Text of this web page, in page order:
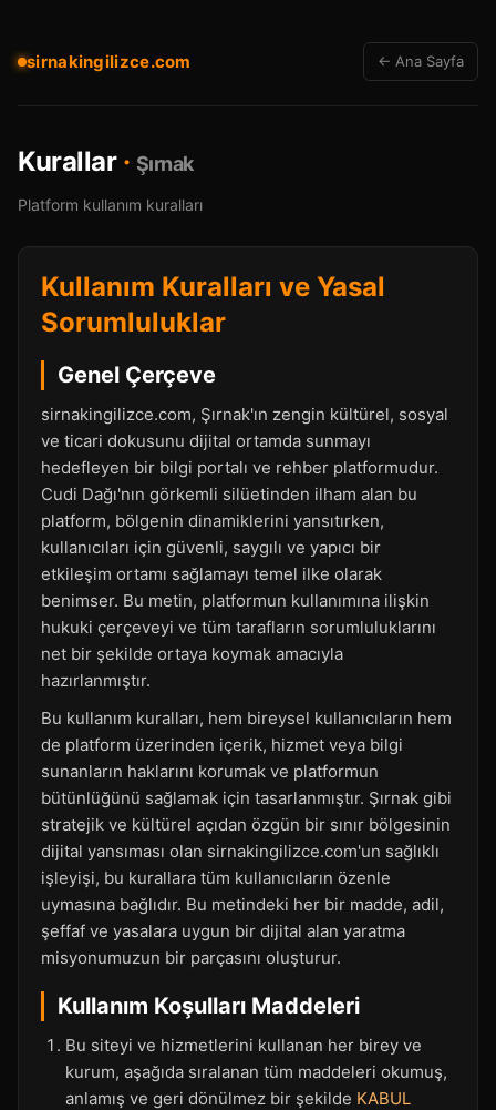
sirnakingilizce.com ← Ana Sayfa
Kurallar · Şırnak
Platform kullanım kuralları
Kullanım Kuralları ve Yasal
Sorumluluklar
Genel Çerçeve
sirnakingilizce.com, Şırnak'ın zengin kültürel, sosyal
ve ticari dokusunu dijital ortamda sunmayı
hedefleyen bir bilgi portalı ve rehber platformudur.
Cudi Dağı'nın görkemli silüetinden ilham alan bu
platform, bölgenin dinamiklerini yansıtırken,
kullanıcıları için güvenli, saygılı ve yapıcı bir
etkileşim ortamı sağlamayı temel ilke olarak
benimser. Bu metin, platformun kullanımına ilişkin
hukuki çerçeveyi ve tüm tarafların sorumluluklarını
net bir şekilde ortaya koymak amacıyla
hazırlanmıştır.
Bu kullanım kuralları, hem bireysel kullanıcıların hem
de platform üzerinden içerik, hizmet veya bilgi
sunanların haklarını korumak ve platformun
bütünlüğünü sağlamak için tasarlanmıştır. Şırnak gibi
stratejik ve kültürel açıdan özgün bir sınır bölgesinin
dijital yansıması olan sirnakingilizce.com'un sağlıklı
işleyişi, bu kurallara tüm kullanıcıların özenle
uymasına bağlıdır. Bu metindeki her bir madde, adil,
şeffaf ve yasalara uygun bir dijital alan yaratma
misyonumuzun bir parçasını oluşturur.
Kullanım Koşulları Maddeleri
Bu siteyi ve hizmetlerini kullanan her birey ve
kurum, aşağıda sıralanan tüm maddeleri okumuş,
anlamış ve geri dönülmez bir şekilde KABUL